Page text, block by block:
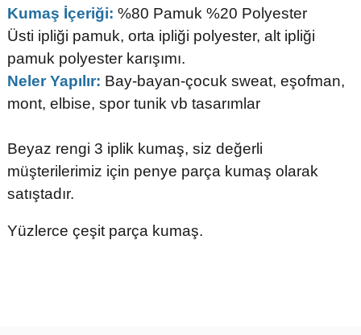
Kumaş İçeriği: %80 Pamuk %20 Polyester
Üsti ipliği pamuk, orta ipliği polyester, alt ipliği
pamuk polyester karışımı.
Neler Yapılır: Bay-bayan-çocuk sweat, eşofman,
mont, elbise, spor tunik vb tasarımlar
Beyaz rengi 3 iplik kumaş, siz değerli
müşterilerimiz için penye parça kumaş olarak
satıştadır.
Yüzlerce çeşit parça kumaş.